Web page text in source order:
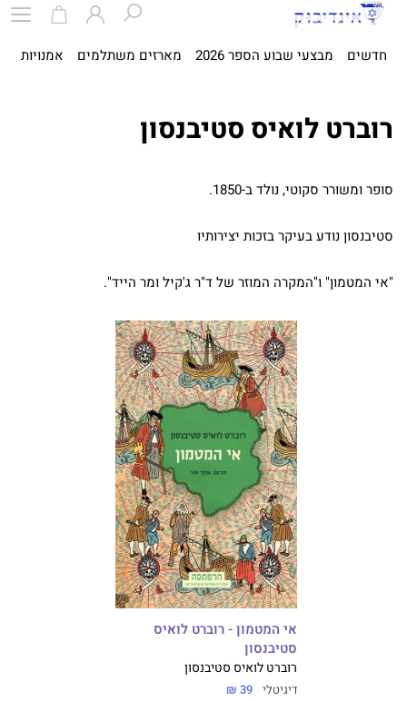
חדשים מבצעי שבוע הספר 2026 מארזים משתלמים אמנויות
רוברט לואיס סטיבנסון
סופר ומשורר סקוטי, נולד ב-1850.
סטיבנסון נודע בעיקר בזכות יצירותיו
"אי המטמון" ו"המקרה המוזר של ד"ר ג'קיל ומר הייד".
אי המטמון - רוברט לואיס
סטיבנסון
רוברט לואיס סטיבנסון
דיגיטלי 39 ₪